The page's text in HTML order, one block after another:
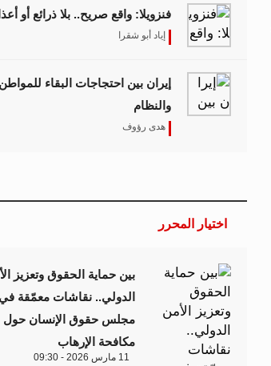
فنزويلا: واقع صريح.. بلا ذرائع أو
إياد أبو شقرا
إيران بين احتجاجات البقاء للمواطن
والنظام
هدى رؤوف
اختيار المحرر
بين حماية الحقوق وتعزيز
الدولي.. نقاشات معمّقة في
مجلس حقوق الإنسان حول
مكافحة الإرهاب
11 مارس 2026 - 09:30